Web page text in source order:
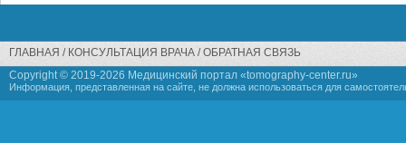
ГЛАВНАЯ КОНСУЛЬТАЦИЯ ВРАЧА
ОБРАТНАЯ СВЯЗЬ
Copyright © 2019-2026 Медицинский портал «tomography-center.ru»
Информация, представленная на сайте, не должна использоваться для